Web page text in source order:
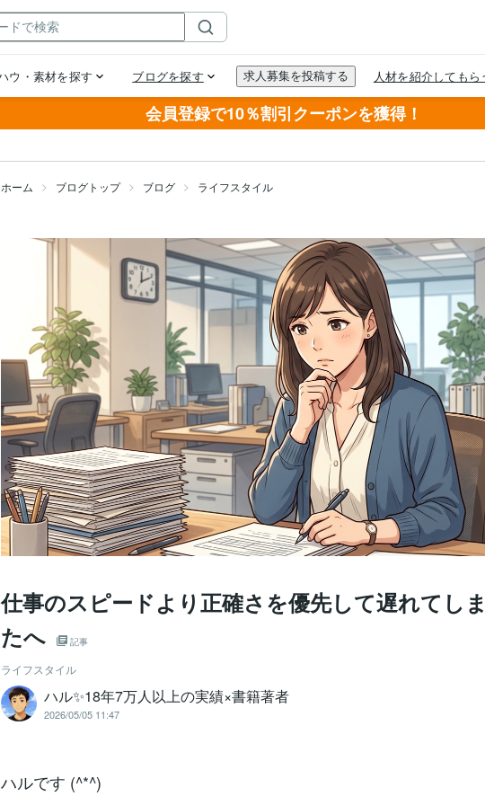
会員登録で10％割引クーポンを獲得！
ホーム ブログトップ ブログ ライフスタイル
仕事のスピードより正確さを優先して遅れてし
たへ
記事
ライフスタイル
ハル✨18年7万人以上の実績×書籍著者
2026/05/05 11:47
ハルです (^*^)